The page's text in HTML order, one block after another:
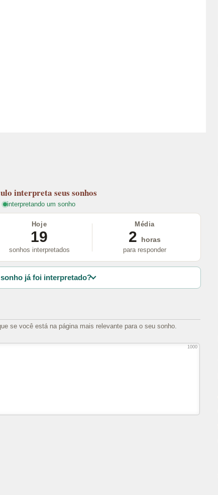
interpreta seus sonhos
interpretando um sonho
Hoje
19
sonhos interpretados
Média
2
horas
para responder
já foi interpretado?
se você está na página mais relevante para o seu sonho.
1000